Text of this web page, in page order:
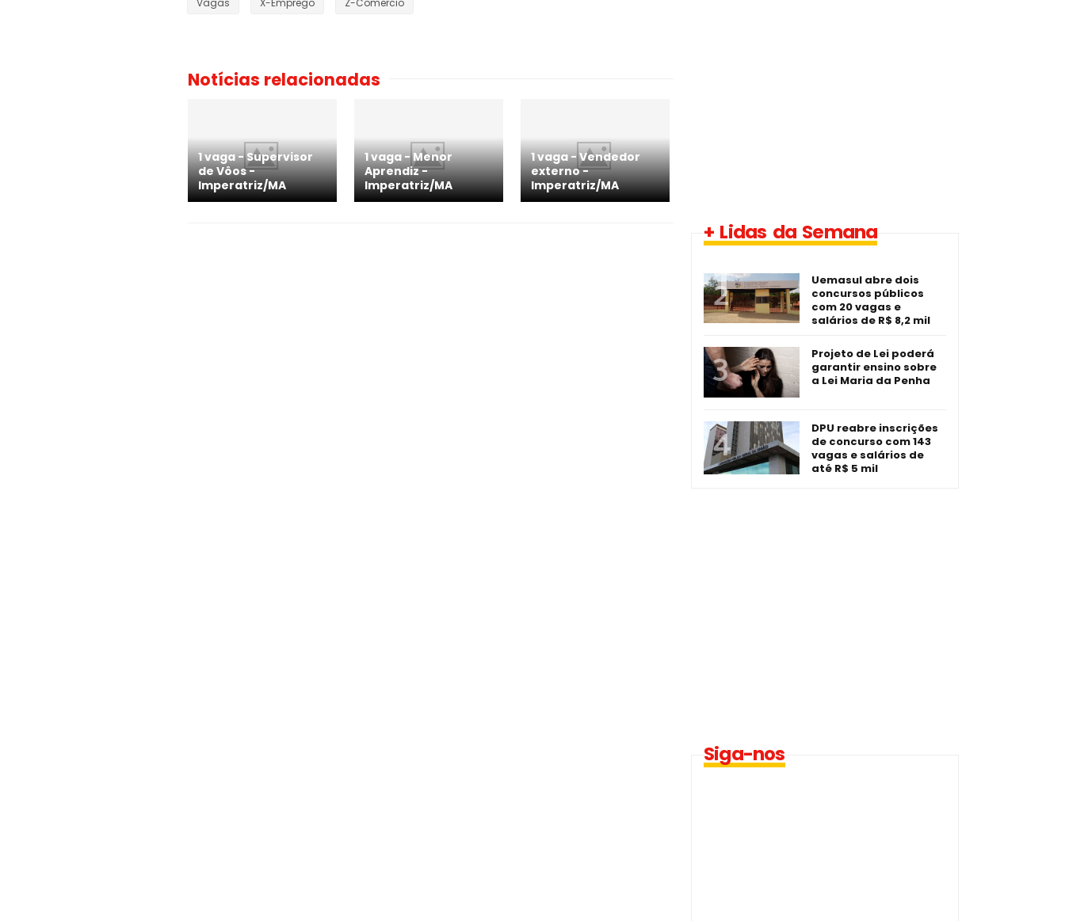
Vagas X-Emprego Z-Comercio
Notícias relacionadas
1 vaga - Supervisor
de Vôos -
Imperatriz/MA
1 vaga - Menor
Aprendiz -
Imperatriz/MA
1 vaga - Vendedor
externo -
Imperatriz/MA
+ Lidas da Semana
Imperatriz/MA
Uemasul abre dois
concursos públicos
com 20 vagas e
salários de R$ 8,2 mil
Projeto de Lei poderá
garantir ensino sobre
a Lei Maria da Penha
DPU reabre inscrições
de concurso com 143
vagas e salários de
até R$ 5 mil
Siga-nos